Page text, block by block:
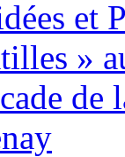
et
»
de